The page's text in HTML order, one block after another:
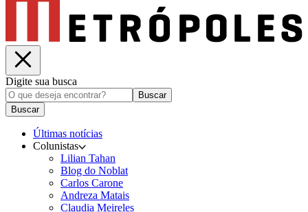
Digite sua busca
Buscar
Buscar
Últimas notícias
Colunistas
Lilian Tahan
Blog do Noblat
Carlos Carone
Andreza Matais
Claudia Meireles